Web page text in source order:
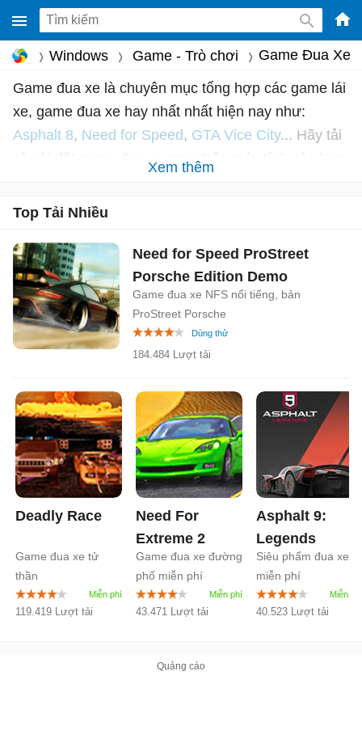
-
Windows Game - Trò chơi Game Đua Xe
Game đua xe là chuyên mục tổng hợp các game lái
xe, game đua xe hay nhất nhất hiện nay như:
Asphalt 8, Need for Speed, GTA Vice City... Hãy tải
và cài đặt game đua xe ngay trên máy tính của bạn
hiện những màn drift xe đình đám mà chỉ có thể
Xem thêm
Top Tải Nhiều
Need for Speed ProStreet
Porsche Edition Demo
Game đua xe NFS nổi tiếng, bản
ProStreet Porsche
184.484 Lượt tải
Deadly Race
Game đua xe tử
thần
119.419 Lượt tải
Need For
Extreme 2
Game đua xe đường
phố miễn phí
43.471 Lượt tải
Asphalt 9:
Legends
Siêu phẩm đua xe
miễn phí
40.523 Lượt tải